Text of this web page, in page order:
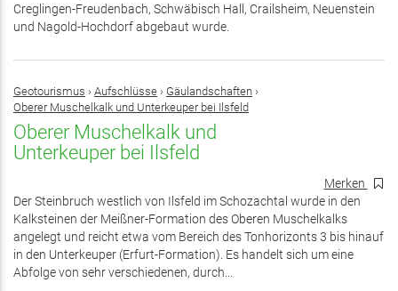
Creglingen-Freudenbach, Schwäbisch Hall, Crailsheim, Neuenstein
und Nagold-Hochdorf abgebaut wurde.
Geotourismus › Aufschlüsse › Gäulandschaften ›
Oberer Muschelkalk und Unterkeuper bei Ilsfeld
Oberer Muschelkalk und
Unterkeuper bei Ilsfeld
Merken
Der Steinbruch westlich von Ilsfeld im Schozachtal wurde in den
Kalksteinen der Meißner-Formation des Oberen Muschelkalks
angelegt und reicht etwa vom Bereich des Tonhorizonts 3 bis hinauf
in den Unterkeuper (Erfurt-Formation). Es handelt sich um eine
Abfolge von sehr verschiedenen, durch...